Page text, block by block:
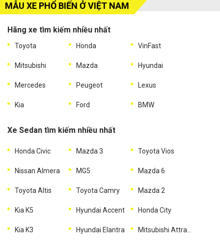
MẪU XE PHỔ BIẾN Ở VIỆT NAM
Hãng xe tìm kiếm nhiều nhất
Toyota Honda VinFast
Mitsubishi Mazda Hyundai
Mercedes Peugeot Lexus
Kia Ford BMW
Xe Sedan tìm kiếm nhiều nhất
Honda Civic Mazda 3 Toyota Vios
Nissan Almera MG5 Mazda 6
Toyota Altis Toyota Camry Mazda 2
Kia K5 Hyundai Accent Honda City
Kia K3 Hyundai Elantra